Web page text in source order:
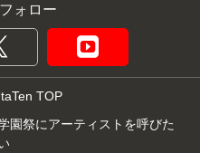
ォロー
TOP
園祭にアーティストを呼びた